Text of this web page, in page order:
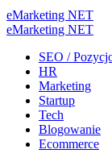
eMarketing NET
eMarketing NET
SEO /
HR
Marketing
Startup
Tech
Blogowanie
Ecommerce